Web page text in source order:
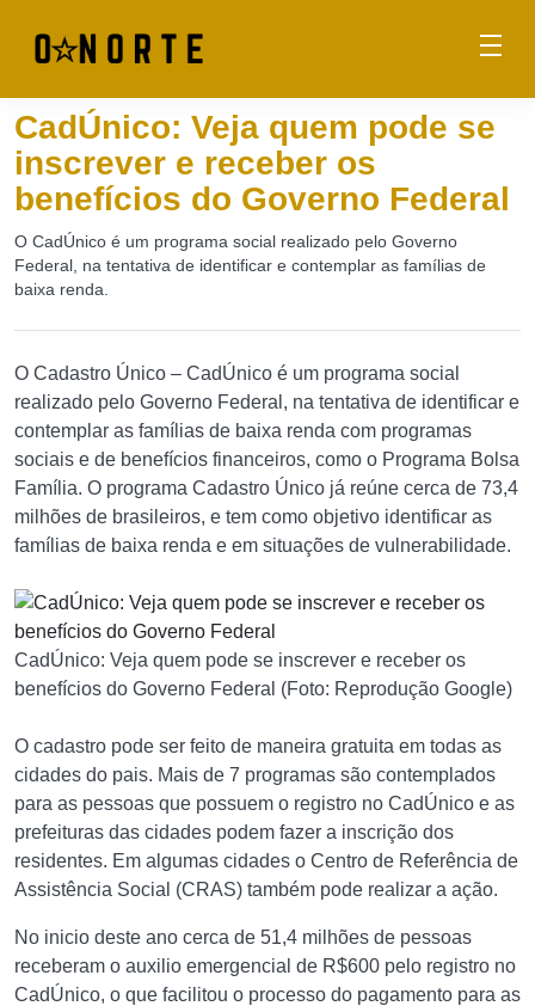
CadÚnico: Veja quem pode se
inscrever e receber os
benefícios do Governo Federal
O CadÚnico é um programa social realizado pelo Governo
Federal, na tentativa de identificar e contemplar as famílias de
baixa renda.
O Cadastro Único – CadÚnico é um programa social
realizado pelo Governo Federal, na tentativa de identificar e
contemplar as famílias de baixa renda com programas
sociais e de benefícios financeiros, como o Programa Bolsa
Família. O programa Cadastro Único já reúne cerca de 73,4
milhões de brasileiros, e tem como objetivo identificar as
famílias de baixa renda e em situações de vulnerabilidade.
CadÚnico: Veja quem pode se inscrever e receber os
benefícios do Governo Federal (Foto: Reprodução Google)
O cadastro pode ser feito de maneira gratuita em todas as
cidades do pais. Mais de 7 programas são contemplados
para as pessoas que possuem o registro no CadÚnico e as
prefeituras das cidades podem fazer a inscrição dos
residentes. Em algumas cidades o Centro de Referência de
Assistência Social (CRAS) também pode realizar a ação.
No inicio deste ano cerca de 51,4 milhões de pessoas
receberam o auxilio emergencial de R$600 pelo registro no
CadÚnico, o que facilitou o processo do pagamento para as